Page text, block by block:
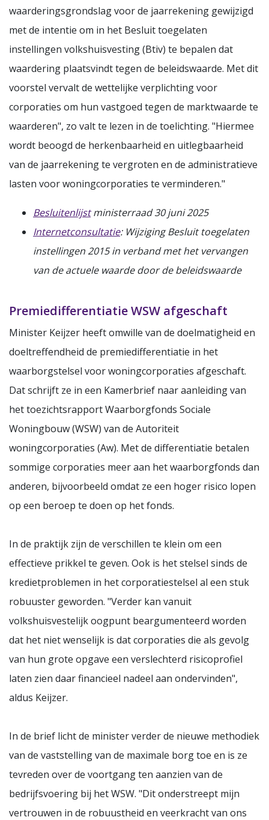
waarderingsgrondslag voor de jaarrekening gewijzigd
met de intentie om in het Besluit toegelaten
instellingen volkshuisvesting (Btiv) te bepalen dat
waardering plaatsvindt tegen de beleidswaarde. Met dit
voorstel vervalt de wettelijke verplichting voor
corporaties om hun vastgoed tegen de marktwaarde te
waarderen", zo valt te lezen in de toelichting. "Hiermee
wordt beoogd de herkenbaarheid en uitlegbaarheid
van de jaarrekening te vergroten en de administratieve
lasten voor woningcorporaties te verminderen."
Besluitenlijstministerraad 30 juni 2025
Internetconsultatie: Wijziging Besluit toegelaten
instellingen 2015 in verband met het vervangen
van de actuele waarde door de beleidswaarde
Premiedifferentiatie WSW afgeschaft
Minister Keijzer heeft omwille van de doelmatigheid en
doeltreffendheid de premiedifferentiatie in het
waarborgstelsel voor woningcorporaties afgeschaft.
Dat schrijft ze in een Kamerbrief naar aanleiding van
het toezichtsrapport Waarborgfonds Sociale
Woningbouw (WSW) van de Autoriteit
woningcorporaties (Aw). Met de differentiatie betalen
sommige corporaties meer aan het waarborgfonds dan
anderen, bijvoorbeeld omdat ze een hoger risico lopen
op een beroep te doen op het fonds.
In de praktijk zijn de verschillen te klein om een
effectieve prikkel te geven. Ook is het stelsel sinds de
kredietproblemen in het corporatiestelsel al een stuk
robuuster geworden. "Verder kan vanuit
volkshuisvestelijk oogpunt beargumenteerd worden
dat het niet wenselijk is dat corporaties die als gevolg
van hun grote opgave een verslechterd risicoprofiel
laten zien daar financieel nadeel aan ondervinden",
aldus Keijzer.
In de brief licht de minister verder de nieuwe methodiek
van de vaststelling van de maximale borg toe en is ze
tevreden over de voortgang ten aanzien van de
bedrijfsvoering bij het WSW. "Dit onderstreept mijn
vertrouwen in de robuustheid en veerkracht van ons